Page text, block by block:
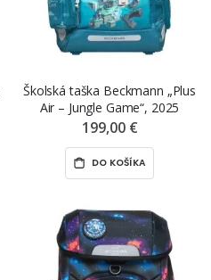
Školská taška Beckmann „Plus
Air – Jungle Game“, 2025
199,00 €
DO KOŠÍKA